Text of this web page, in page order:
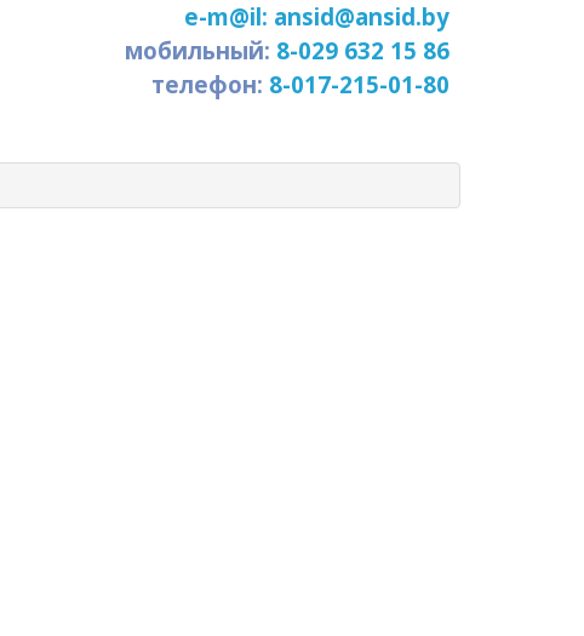
e-m@il: ansid@ansid.by
мобильный: 8-029 632 15 86
телефон: 8-017-215-01-80